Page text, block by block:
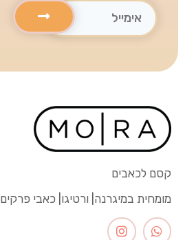
קסם לכאבים
מומחית במיגרנה| ורטיגו| כאבי פרקים